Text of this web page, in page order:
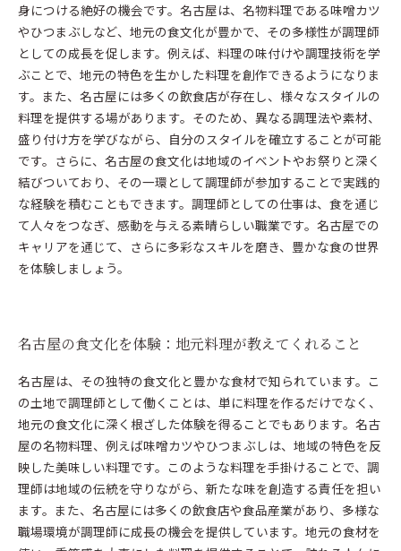
身につける絶好の機会です。名古屋は、名物料理である味噌カツ
やひつまぶしなど、地元の食文化が豊かで、その多様性が調理師
としての成長を促します。例えば、料理の味付けや調理技術を学
ぶことで、地元の特色を生かした料理を創作できるようになりま
す。また、名古屋には多くの飲食店が存在し、様々なスタイルの
料理を提供する場があります。そのため、異なる調理法や素材、
盛り付け方を学びながら、自分のスタイルを確立することが可能
です。さらに、名古屋の食文化は地域のイベントやお祭りと深く
結びついており、その一環として調理師が参加することで実践的
な経験を積むこともできます。調理師としての仕事は、食を通じ
て人々をつなぎ、感動を与える素晴らしい職業です。名古屋での
キャリアを通じて、さらに多彩なスキルを磨き、豊かな食の世界
を体験しましょう。
名古屋の食文化を体験：地元料理が教えてくれること
名古屋は、その独特の食文化と豊かな食材で知られています。こ
の土地で調理師として働くことは、単に料理を作るだけでなく、
地元の食文化に深く根ざした体験を得ることでもあります。名古
屋の名物料理、例えば味噌カツやひつまぶしは、地域の特色を反
映した美味しい料理です。このような料理を手掛けることで、調
理師は地域の伝統を守りながら、新たな味を創造する責任を担い
ます。また、名古屋には多くの飲食店や食品産業があり、多様な
職場環境が調理師に成長の機会を提供しています。地元の食材を